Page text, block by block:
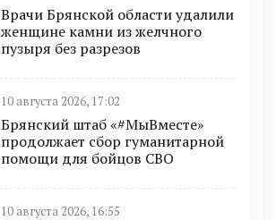
Врачи Брянской области удалили
женщине камни из желчного
пузыря без разрезов
10 августа 2026, 17:02
Брянский штаб «#МыВместе»
продолжает сбор гуманитарной
помощи для бойцов СВО
10 августа 2026, 16:55